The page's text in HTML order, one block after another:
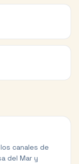
canales de
del Mar y